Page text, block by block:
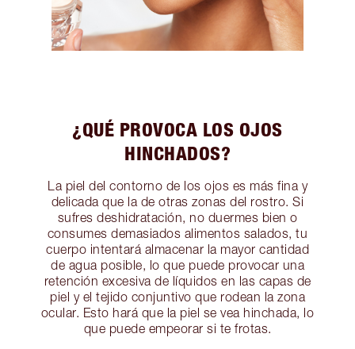
¿QUÉ PROVOCA LOS OJOS
HINCHADOS?
La piel del contorno de los ojos es más fina y
delicada que la de otras zonas del rostro. Si
sufres deshidratación, no duermes bien o
consumes demasiados alimentos salados, tu
cuerpo intentará almacenar la mayor cantidad
de agua posible, lo que puede provocar una
retención excesiva de líquidos en las capas de
piel y el tejido conjuntivo que rodean la zona
ocular. Esto hará que la piel se vea hinchada, lo
que puede empeorar si te frotas.